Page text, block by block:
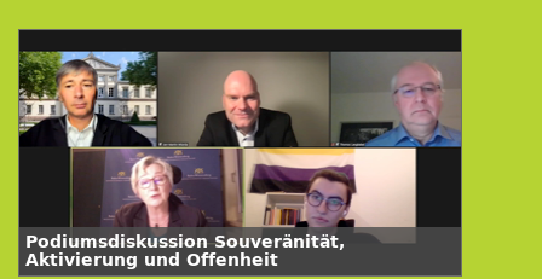
Podiumsdiskussion Souveränität,
Aktivierung und Offenheit